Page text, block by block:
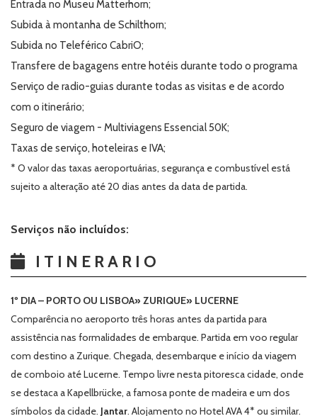
Entrada no Museu Matterhorn;
Subida à montanha de Schilthorn;
Subida no Teleférico CabriO;
Transfere de bagagens entre hotéis durante todo o programa
Serviço de radio-guias durante todas as visitas e de acordo
com o itinerário;
Seguro de viagem - Multiviagens Essencial 50K;
Taxas de serviço, hoteleiras e IVA;
* O valor das taxas aeroportuárias, segurança e combustível está
sujeito a alteração até 20 dias antes da data de partida.
Serviços não incluídos:
ITINERARIO
1º DIA – PORTO OU LISBOA» ZURIQUE» LUCERNE
Comparência no aeroporto três horas antes da partida para
assistência nas formalidades de embarque. Partida em voo regular
com destino a Zurique. Chegada, desembarque e início da viagem
de comboio até Lucerne. Tempo livre nesta pitoresca cidade, onde
se destaca a Kapellbrücke, a famosa ponte de madeira e um dos
símbolos da cidade. Jantar. Alojamento no Hotel AVA 4* ou similar.